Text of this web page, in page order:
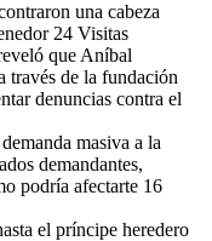
una cabeza
24 Visitas
que Aníbal
través de la fundación
denuncias contra el
masiva a la
demandantes,
podría afectarte 16
el príncipe heredero